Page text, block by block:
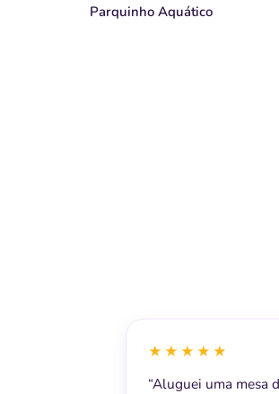
Parquinho Aquático
★★★★★
“Aluguei uma mesa